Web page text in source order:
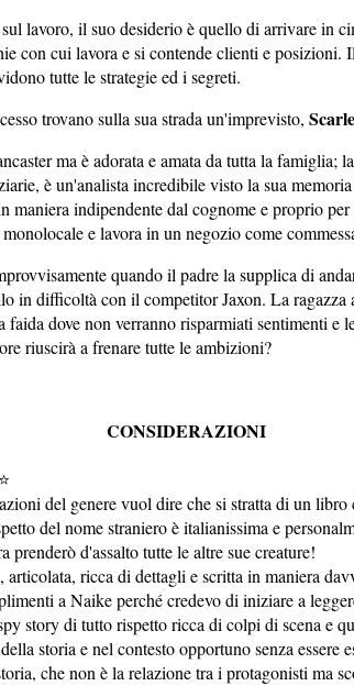
lavoro, il suo desiderio è quello di arrivare in
con cui lavora e si contende clienti e posizioni.
tutte le strategie ed i segreti.
trovano sulla sua strada un'imprevisto,
ma è adorata e amata da tutta la famiglia;
è un'analista incredibile visto la sua
maniera indipendente dal cognome e proprio
e lavora in un negozio come
quando il padre la supplica di
in difficoltà con il competitor Jaxon. La ragazza
faida dove non verranno risparmiati sentimenti e
riuscirà a frenare tutte le ambizioni?
CONSIDERAZIONI
del genere vuol dire che si stratta di un libro
del nome straniero è italianissima e
prenderò d'assalto tutte le altre sue creature!
articolata, ricca di dettagli e scritta in maniera
a Naike perché credevo di iniziare a
story di tutto rispetto ricca di colpi di scena e
storia e nel contesto opportuno senza essere
che non è la relazione tra i protagonisti ma